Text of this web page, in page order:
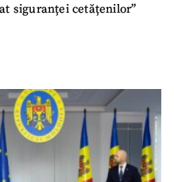
siguranței cetățenilor”